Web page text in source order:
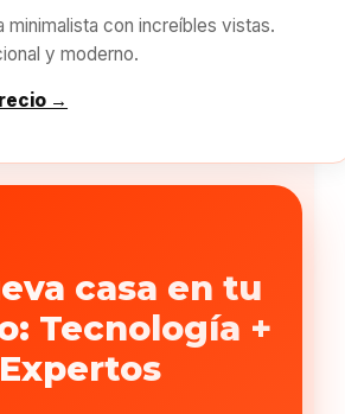
minimalista con increíbles vistas.
y moderno.
→
casa en tu
Tecnología +
Expertos